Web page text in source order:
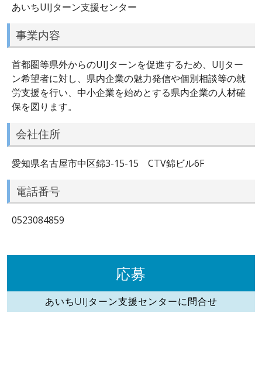
あいちUIJターン支援センター
事業内容
首都圏等県外からのUIJターンを促進するため、UIJター
ン希望者に対し、県内企業の魅力発信や個別相談等の就
労支援を行い、中小企業を始めとする県内企業の人材確
保を図ります。
会社住所
愛知県名古屋市中区錦3-15-15 CTV錦ビル6F
電話番号
0523084859
応募
あいちUIJターン支援センターに問合せ